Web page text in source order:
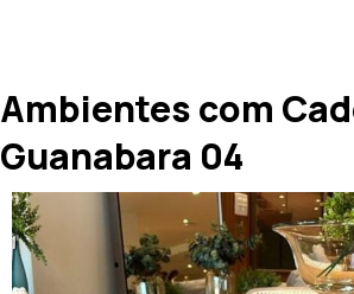
Ambientes com
Guanabara 04